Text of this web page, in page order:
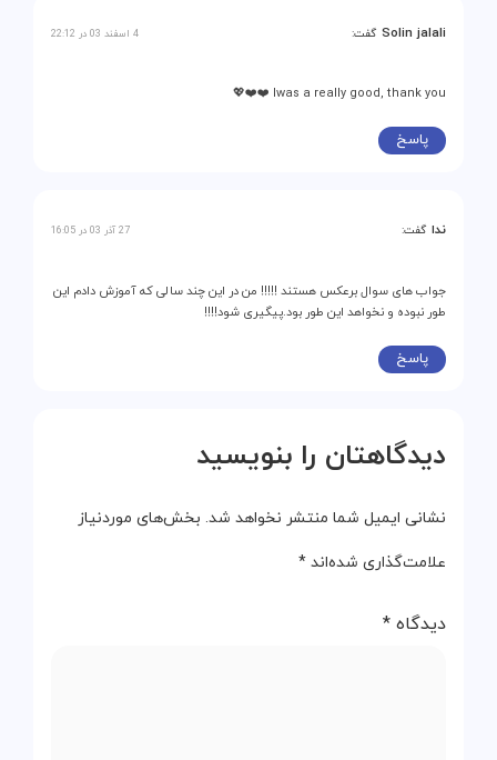
Solin jalali گفت: 4 اسفند 03 در 22:12
Iwas a really good, thank you ❤️❤️💖
پاسخ
ندا گفت: 27 آذر 03 در 16:05
جواب های سوال برعکس هستند !!!!! من در این چند سالی که آموزش دادم این
طور نبوده و نخواهد این طور بود.پیگیری شود!!!!
پاسخ
دیدگاهتان را بنویسید
نشانی ایمیل شما منتشر نخواهد شد. بخش‌های موردنیاز
علامت‌گذاری شده‌اند *
دیدگاه *